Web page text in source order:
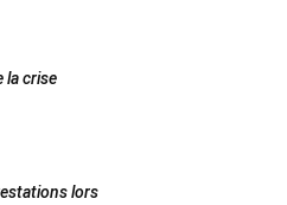
la crise
lors